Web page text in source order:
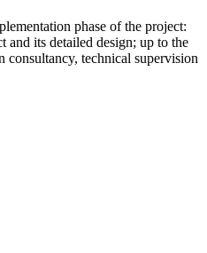
phase of the project:
and its detailed design; up to the
technical supervision